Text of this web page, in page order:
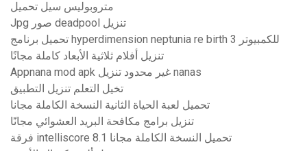
متروبوليس سيل تحميل
Jpg صور deadpool تنزيل
تحميل برنامج hyperdimension neptunia re birth 3 للكمبيوتر
تنزيل أفلام ثلاثية الأبعاد كاملة مجانًا
Appnana mod apk غير محدود تنزيل nanas
تخيل التعلم تنزيل التطبيق
تحميل لعبة الحياة الثانية النسخة الكاملة مجانا
تنزيل برامج مكافحة البريد العشوائي مجانًا
فرقة intelliscore 8.1 تحميل النسخة الكاملة مجانا